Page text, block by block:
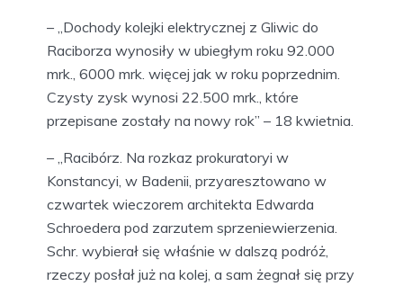
– „Dochody kolejki elektrycznej z Gliwic do
Raciborza wynosiły w ubiegłym roku 92.000
mrk., 6000 mrk. więcej jak w roku poprzednim.
Czysty zysk wynosi 22.500 mrk., które
przepisane zostały na nowy rok” – 18 kwietnia.
– „Racibórz. Na rozkaz prokuratoryi w
Konstancyi, w Badenii, przyaresztowano w
czwartek wieczorem architekta Edwarda
Schroedera pod zarzutem sprzeniewierzenia.
Schr. wybierał się właśnie w dalszą podróż,
rzeczy posłał już na kolej, a sam żegnał się przy